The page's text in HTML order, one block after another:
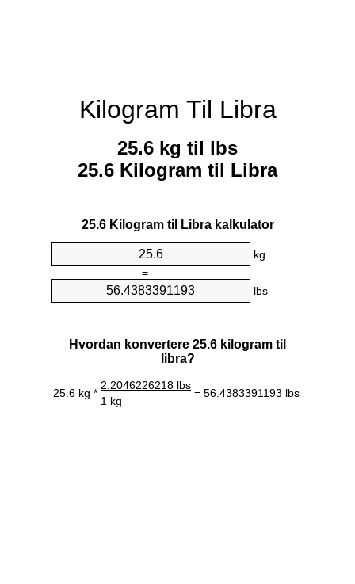
Kilogram Til Libra
25.6 kg til lbs
25.6 Kilogram til Libra
25.6 Kilogram til Libra kalkulator
kg
=
lbs
Hvordan konvertere 25.6 kilogram til
libra?
25.6 kg *
2.2046226218 lbs
= 56.4383391193 lbs
1 kg